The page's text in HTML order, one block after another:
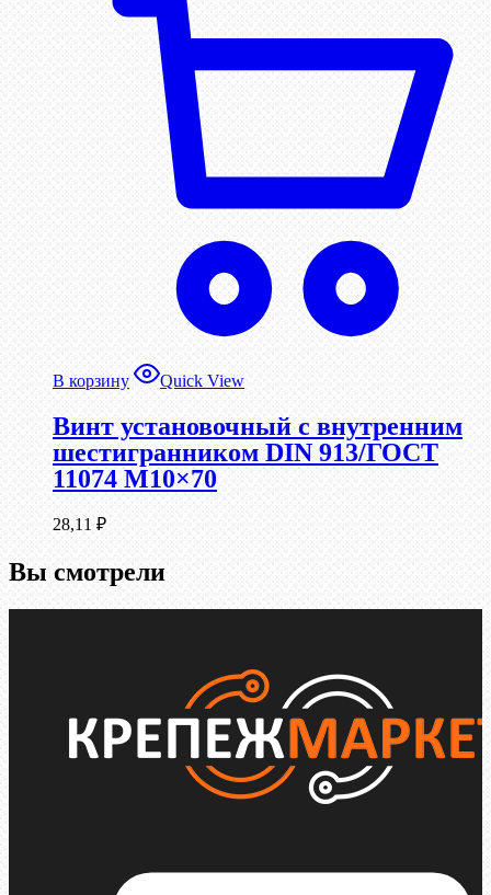
В корзину Quick View
Винт установочный с внутренним
шестигранником DIN 913/ГОСТ
11074 М10×70
28,11 ₽
Вы смотрели